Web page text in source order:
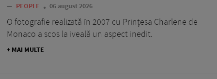
— PEOPLE 06 august 2026
O fotografie realizată în 2007 cu Prințesa Charlene de
Monaco a scos la iveală un aspect inedit.
+ MAI MULTE